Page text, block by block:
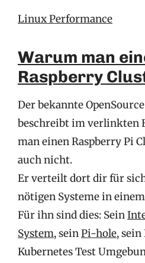
Linux Performance
Warum man
Raspberry
Der bekannte
beschreibt im verlinkten
man einen Raspberry Pi
auch nicht.
Er verteilt dort dir für
nötigen Systeme in
Für ihn sind dies: Sein
System, seinPi-hole,sein
Kubernetes Test